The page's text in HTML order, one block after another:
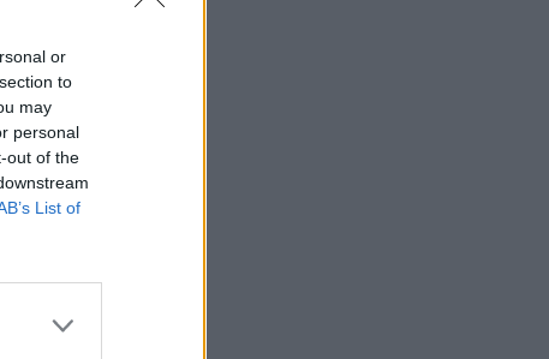
or
to
may
personal
out of the
List of